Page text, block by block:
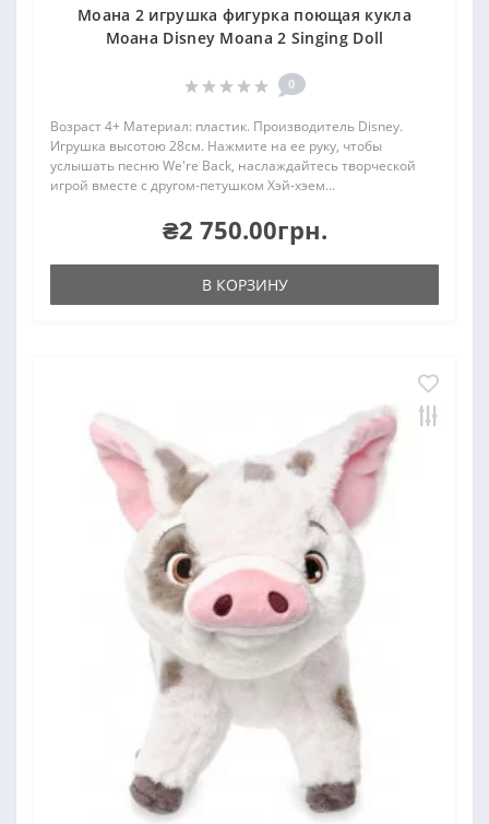
Моана 2 игрушка фигурка поющая кукла
Моана Disney Moana 2 Singing Doll
0
Возраст 4+ Материал: пластик. Производитель Disney.
Игрушка высотою 28см. Нажмите на ее руку, чтобы
услышать песню We're Back, наслаждайтесь творческой
игрой вместе с другом-петушком Хэй-хэем...
₴2 750.00грн.
В КОРЗИНУ